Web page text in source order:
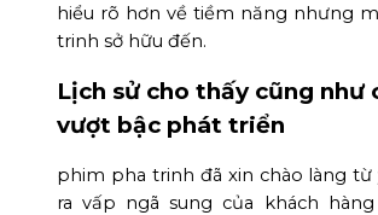
hiểu rõ hơn về tiềm năng nhưng
trinh sở hữu đến.
Lịch sử cho thấy cũng như
vượt bậc phát triển
phim pha trinh đã xin chào làng từ
ra vấp ngã sung của khách